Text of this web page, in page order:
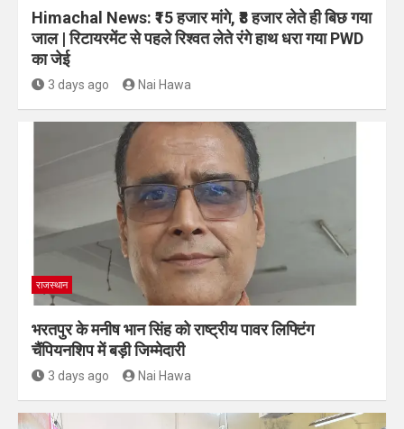
Himachal News: ₹15 हजार मांगे, ₹8 हजार लेते ही बिछ गया
जाल | रिटायरमेंट से पहले रिश्वत लेते रंगे हाथ धरा गया PWD
का जेई
3 days ago Nai Hawa
राजस्थान
भरतपुर के मनीष भान सिंह को राष्ट्रीय पावर लिफ्टिंग
चैंपियनशिप में बड़ी जिम्मेदारी
3 days ago Nai Hawa